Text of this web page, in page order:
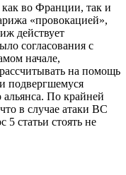
во Франции, так и
«провокацией»,
действует
согласования с
начале,
на помощь
подвергшемуся
альянса. По крайней
в случае атаки ВС
статьи стоять не